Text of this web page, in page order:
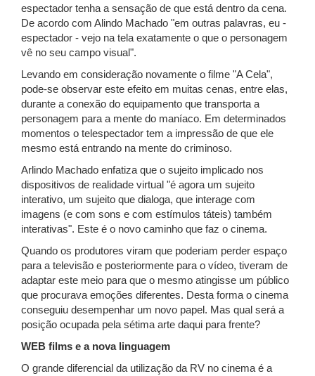
espectador tenha a sensação de que está dentro da cena.
De acordo com Alindo Machado "em outras palavras, eu -
espectador - vejo na tela exatamente o que o personagem
vê no seu campo visual".
Levando em consideração novamente o filme "A Cela",
pode-se observar este efeito em muitas cenas, entre elas,
durante a conexão do equipamento que transporta a
personagem para a mente do maníaco. Em determinados
momentos o telespectador tem a impressão de que ele
mesmo está entrando na mente do criminoso.
Arlindo Machado enfatiza que o sujeito implicado nos
dispositivos de realidade virtual "é agora um sujeito
interativo, um sujeito que dialoga, que interage com
imagens (e com sons e com estímulos táteis) também
interativas". Este é o novo caminho que faz o cinema.
Quando os produtores viram que poderiam perder espaço
para a televisão e posteriormente para o vídeo, tiveram de
adaptar este meio para que o mesmo atingisse um público
que procurava emoções diferentes. Desta forma o cinema
conseguiu desempenhar um novo papel. Mas qual será a
posição ocupada pela sétima arte daqui para frente?
WEB films e a nova linguagem
O grande diferencial da utilização da RV no cinema é a